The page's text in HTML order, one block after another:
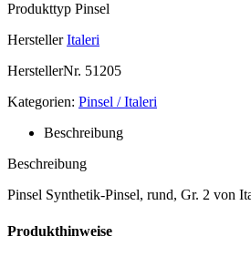
Produkttyp Pinsel
Hersteller Italeri
HerstellerNr. 51205
Kategorien: Pinsel / Italeri
Beschreibung
Beschreibung
Pinsel Synthetik-Pinsel, rund, Gr. 2 von
Produkthinweise